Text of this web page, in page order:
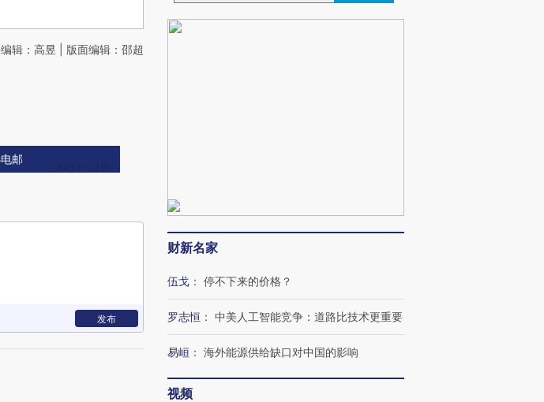
辑：高昱 | 版面编辑：邵超
邮
发布
财新名家
伍戈 ： 停不下来的价格？
罗志恒 ： 中美人工智能竞争：道路比技术更重要
易峘 ： 海外能源供给缺口对中国的影响
视频